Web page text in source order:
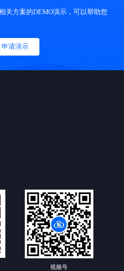
关方案的DEMO演示，可以帮助您
申请演示
视频号